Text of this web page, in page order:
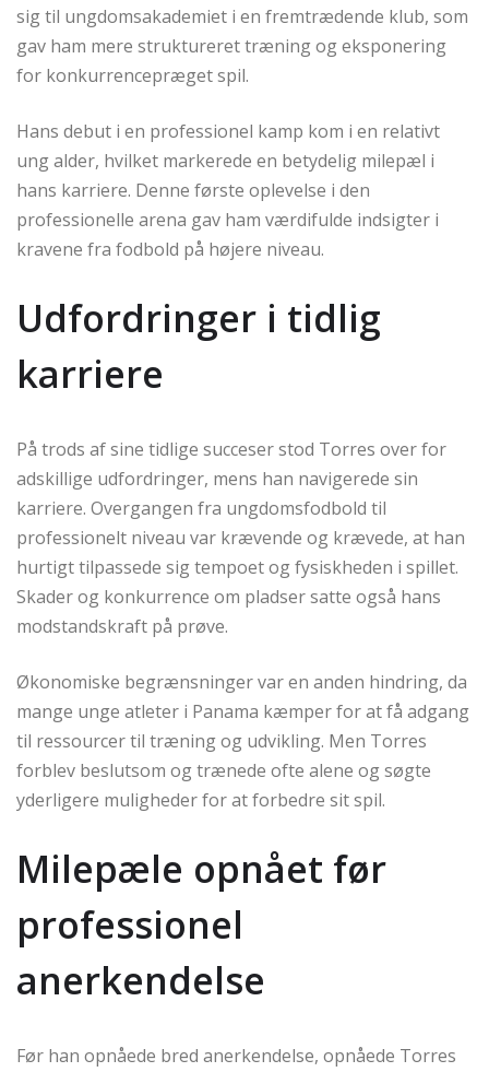
sig til ungdomsakademiet i en fremtrædende klub, som
gav ham mere struktureret træning og eksponering
for konkurrencepræget spil.
Hans debut i en professionel kamp kom i en relativt
ung alder, hvilket markerede en betydelig milepæl i
hans karriere. Denne første oplevelse i den
professionelle arena gav ham værdifulde indsigter i
kravene fra fodbold på højere niveau.
Udfordringer i tidlig
karriere
På trods af sine tidlige succeser stod Torres over for
adskillige udfordringer, mens han navigerede sin
karriere. Overgangen fra ungdomsfodbold til
professionelt niveau var krævende og krævede, at han
hurtigt tilpassede sig tempoet og fysiskheden i spillet.
Skader og konkurrence om pladser satte også hans
modstandskraft på prøve.
Økonomiske begrænsninger var en anden hindring, da
mange unge atleter i Panama kæmper for at få adgang
til ressourcer til træning og udvikling. Men Torres
forblev beslutsom og trænede ofte alene og søgte
yderligere muligheder for at forbedre sit spil.
Milepæle opnået før
professionel
anerkendelse
Før han opnåede bred anerkendelse, opnåede Torres